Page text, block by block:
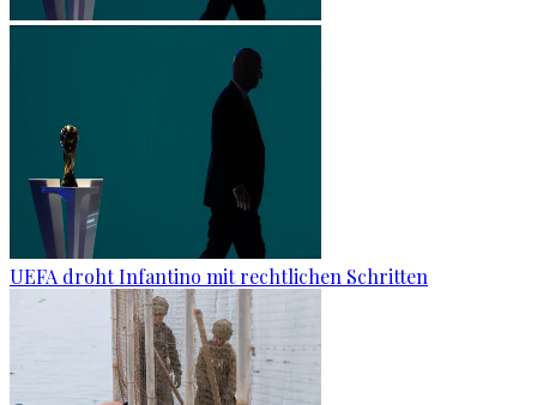
UEFA droht Infantino mit rechtlichen Schritten